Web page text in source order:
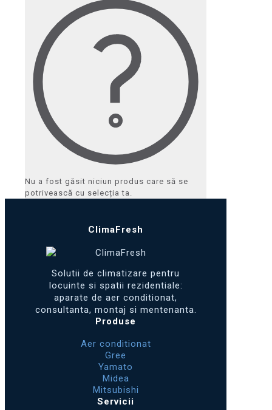
Nu a fost găsit niciun produs care să se
potrivească cu selecția ta.
ClimaFresh
Solutii de climatizare pentru
locuinte si spatii rezidentiale:
aparate de aer conditionat,
consultanta, montaj si mentenanta.
Produse
Aer conditionat
Gree
Yamato
Midea
Mitsubishi
Servicii